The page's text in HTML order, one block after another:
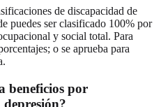
de discapacidad de
puedes ser clasificado 100% por
y social total. Para
o se aprueba para
beneficios por